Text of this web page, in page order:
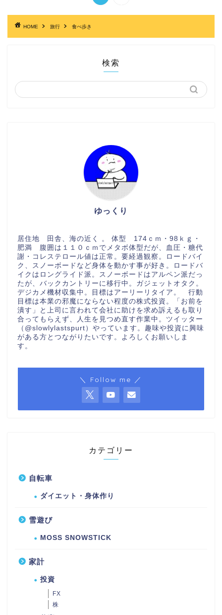
HOME 旅行 食べ歩き
検索
ゆっくり
居住地 田舎、海の近く 。 体型 174ｃｍ・98ｋｇ・
肥満 腹囲は１１０ｃｍでメタボ体型だが、血圧・糖代
謝・コレステロール値は正常。要経過観察。ロードバイ
ク、スノーボードなど身体を動かす事が好き。ロードバ
イクはロングライド派。スノーボードはアルペン派だっ
たが、バックカントリーに移行中。ガジェットオタク。
デジカメ機材収集中。目標はアーリーリタイア。 行動
目標は本業の邪魔にならない程度の株式投資。「お前を
潰す」と上司に言われて会社に助けを求め訴えるも取り
合ってもらえず、人生を見つめ直す作業中。ツイッター
（@slowlylastspurt）やっています。趣味や投資に興味
がある方とつながりたいです。よろしくお願いしま
す。
＼ Follow me ／
カテゴリー
自転車
ダイエット・身体作り
雪遊び
MOSS SNOWSTICK
家計
投資
FX
株